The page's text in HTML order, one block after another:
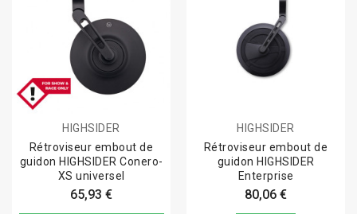
HIGHSIDER
Rétroviseur embout de
guidon HIGHSIDER Conero-
XS universel
65,93 €
HIGHSIDER
Rétroviseur embout de
guidon HIGHSIDER
Enterprise
80,06 €